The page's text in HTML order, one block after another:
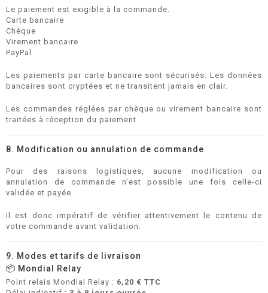
Le paiement est exigible à la commande.
Carte bancaire
Chèque
Virement bancaire
PayPal
Les paiements par carte bancaire sont sécurisés. Les données
bancaires sont cryptées et ne transitent jamais en clair.
Les commandes réglées par chèque ou virement bancaire sont
traitées à réception du paiement.
8. Modification ou annulation de commande
Pour des raisons logistiques, aucune modification ou
annulation de commande n’est possible une fois celle-ci
validée et payée.
Il est donc impératif de vérifier attentivement le contenu de
votre commande avant validation.
9. Modes et tarifs de livraison
📦 Mondial Relay
Point relais Mondial Relay : 6,20 € TTC